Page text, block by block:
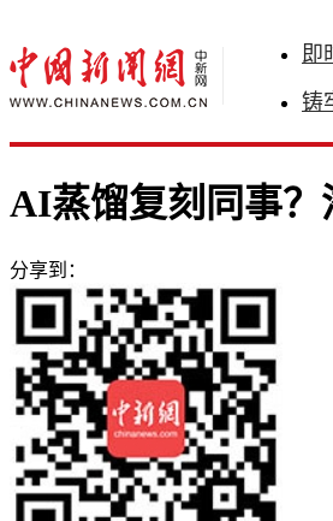
即
铸
AI蒸馏复刻同事？
分享到：